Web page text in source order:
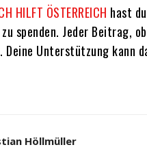
HILFT ÖSTERREICH hast
spenden. Jeder Beitrag,
Unterstützung kann
Höllmüller